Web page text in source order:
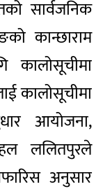
सार्वजनिक
कान्छाराम
कालोसूचीमा
कालोसूचीमा
आयोजना,
ललितपुरले
अनुसार